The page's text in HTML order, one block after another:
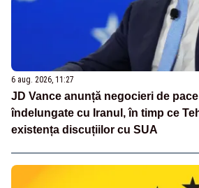
6 aug. 2026, 11:27
JD Vance anunță negocieri de
îndelungate cu Iranul, în timp ce
existența discuțiilor cu SUA